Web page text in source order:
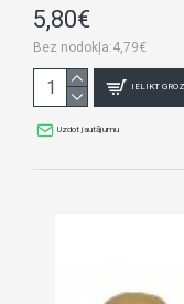
5,80€
Bez nodokļa:4,79€
IELIKT
Uzdot jautājumu